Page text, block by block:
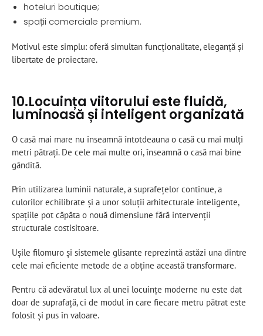
hoteluri boutique;
spații comerciale premium.
Motivul este simplu: oferă simultan funcționalitate, eleganță și
libertate de proiectare.
10.Locuința viitorului este fluidă,
luminoasă și inteligent organizată
O casă mai mare nu înseamnă întotdeauna o casă cu mai mulți
metri pătrați. De cele mai multe ori, înseamnă o casă mai bine
gândită.
Prin utilizarea luminii naturale, a suprafețelor continue, a
culorilor echilibrate și a unor soluții arhitecturale inteligente,
spațiile pot căpăta o nouă dimensiune fără intervenții
structurale costisitoare.
Ușile filomuro și sistemele glisante reprezintă astăzi una dintre
cele mai eficiente metode de a obține această transformare.
Pentru că adevăratul lux al unei locuințe moderne nu este dat
doar de suprafață, ci de modul în care fiecare metru pătrat este
folosit și pus în valoare.